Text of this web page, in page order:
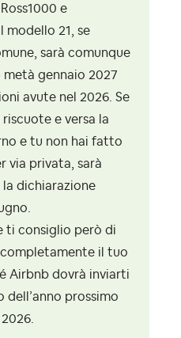
e
modello 21, se
sarà comunque
gennaio 2027
avute nel 2026. Se
e versa la
e tu non hai fatto
via privata, sarà
la dichiarazione
ti consiglio però di
il tuo
Airbnb dovrà inviarti
dell’anno prossimo